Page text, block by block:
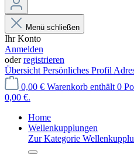
Menü schließen
Ihr Konto
Anmelden
oderregistrieren
Übersicht Persönliches Profil
0,00 € Warenkorb enthält 0
0,00 €.
Home
Wellenkupplungen
Zur Kategorie